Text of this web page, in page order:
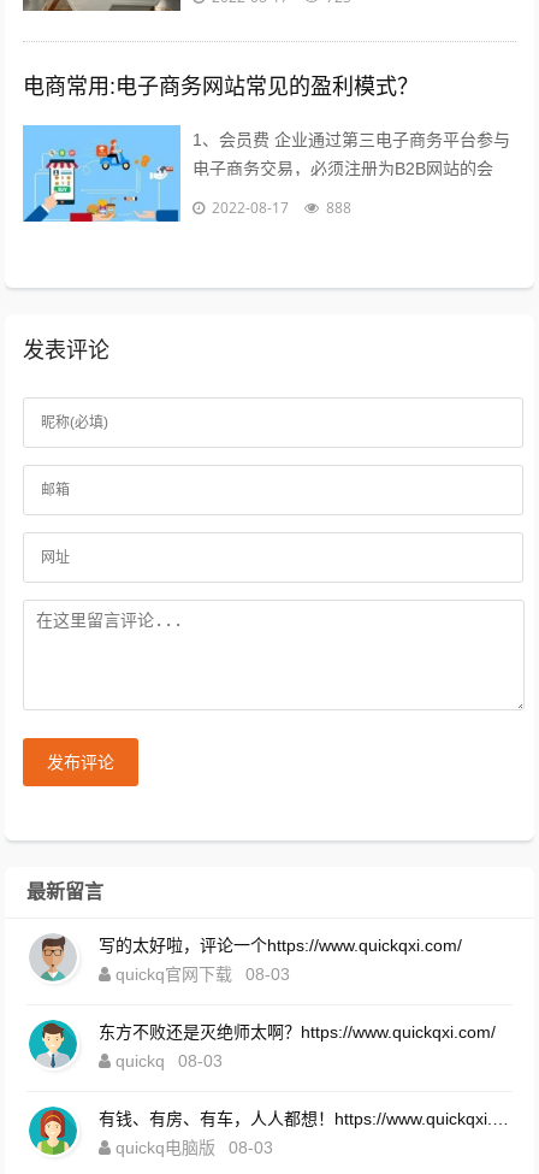
电商常用:电子商务网站常见的盈利模式？
1、会员费 企业通过第三电子商务平台参与
电子商务交易，必须注册为B2B网站的会
员，每年要交纳一定的会员费，才能享受网
2022-08-17 888
发表评论
发布评论
最新留言
写的太好啦，评论一个https://www.quickqxi.com/
quickq官网下载
08-03
东方不败还是灭绝师太啊？https://www.quickqxi.com/
quickq
08-03
quickq电脑版
08-03